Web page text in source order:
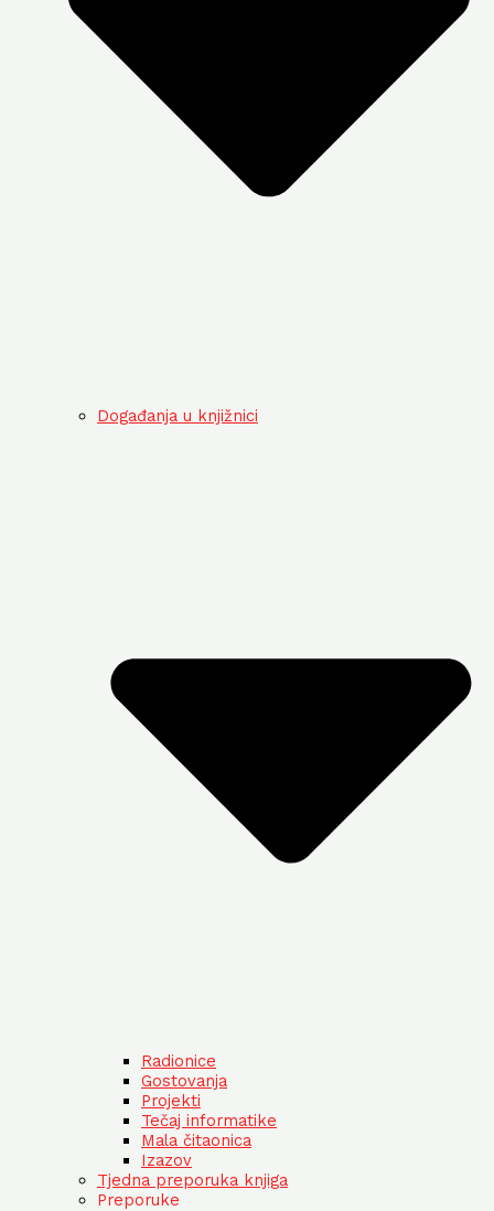
Događanja u knjižnici
Radionice
Gostovanja
Projekti
Tečaj informatike
Mala čitaonica
Izazov
Tjedna preporuka knjiga
Preporuke